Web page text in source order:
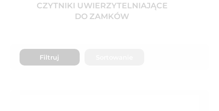
CZYTNIKI UWIERZYTELNIAJĄCE
DO ZAMKÓW
Filtruj